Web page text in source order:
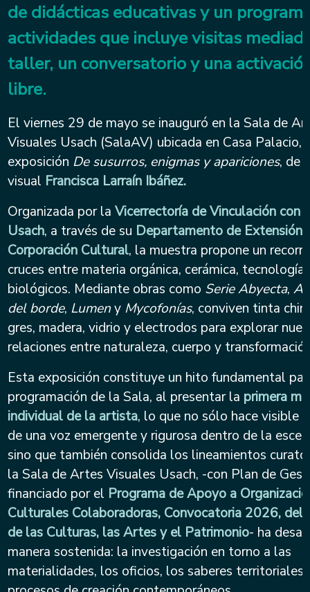
de didácticas educativas y un
actividades que incluye visitas
taller, un conversatorio y una
libre.
El viernes 29 de mayo se inauguró en la Sala de
Visuales Usach (SalaAV) ubicada en Casa Palacio,
exposición De susurros, enigmas y apariciones, de
visual Francisca Larraín Ibáñez.
Organizada por laVicerrectoría de Vinculación con
Usach, a través de su Departamento de Extensión
Corporación Cultural, la muestra propone un
cruces entre materia orgánica, cerámica, tecnología
biológicos. Mediante obras como Serie Abyecta,
del borde, Lumeny Mycofonías, conviven tinta
gres, madera, vidrio y electrodos para explorar
relaciones entre naturaleza, cuerpo y
Esta exposición constituye un hito fundamental
programación de la Sala, al presentar la primera
individual de la artista, lo que no sólo hace visible
de una voz emergente y rigurosa dentro de la
sino que también consolida los lineamientos
la Sala de Artes Visuales Usach, -con Plan de
financiado por el Programa de Apoyo a
Culturales Colaboradoras, Convocatoria 2026, del
de las Culturas, las Artes y el Patrimonio- ha
manera sostenida: la investigación en torno a las
materialidades, los oficios, los saberes territoriales